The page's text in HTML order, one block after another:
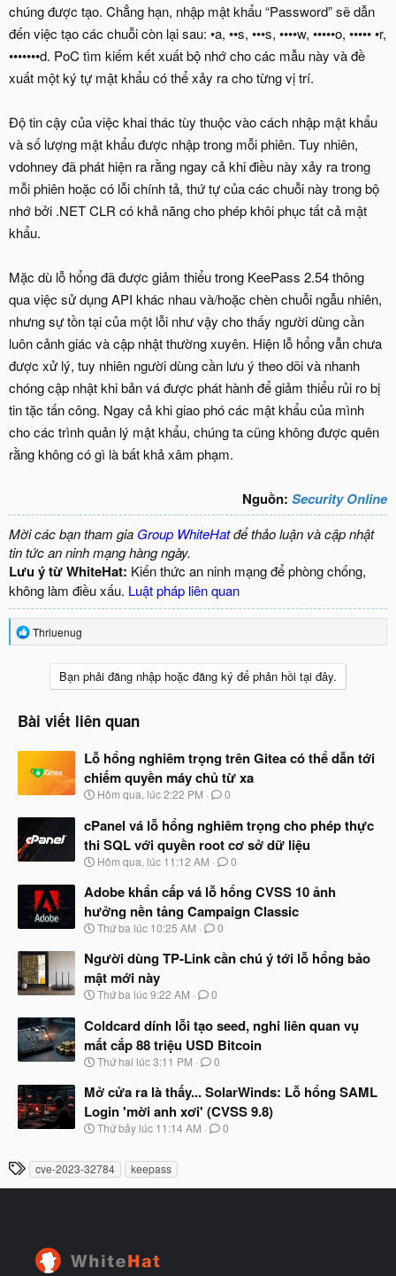
chúng được tạo. Chẳng hạn, nhập mật khẩu “Password” sẽ dẫn
đến việc tạo các chuỗi còn lại sau: •a, ••s, •••s, ••••w, •••••o, ••••• •r,
•••••••d. PoC tìm kiếm kết xuất bộ nhớ cho các mẫu này và đề
xuất một ký tự mật khẩu có thể xảy ra cho từng vị trí.
Độ tin cậy của việc khai thác tùy thuộc vào cách nhập mật khẩu
và số lượng mật khẩu được nhập trong mỗi phiên. Tuy nhiên,
vdohney đã phát hiện ra rằng ngay cả khi điều này xảy ra trong
mỗi phiên hoặc có lỗi chính tả, thứ tự của các chuỗi này trong bộ
nhớ bởi .NET CLR có khả năng cho phép khôi phục tất cả mật
khẩu.
Mặc dù lỗ hổng đã được giảm thiểu trong KeePass 2.54 thông
qua việc sử dụng API khác nhau và/hoặc chèn chuỗi ngẫu nhiên,
nhưng sự tồn tại của một lỗi như vậy cho thấy người dùng cần
luôn cảnh giác và cập nhật thường xuyên. Hiện lỗ hổng vẫn chưa
được xử lý, tuy nhiên người dùng cần lưu ý theo dõi và nhanh
chóng cập nhật khi bản vá được phát hành để giảm thiểu rủi ro bị
tin tặc tấn công. Ngay cả khi giao phó các mật khẩu của mình
cho các trình quản lý mật khẩu, chúng ta cũng không được quên
rằng không có gì là bất khả xâm phạm.
Nguồn: Security Online
Mời các bạn tham gia Group WhiteHatđể thảo luận và cập nhật
tin tức an ninh mạng hàng ngày.
Lưu ý từ WhiteHat: Kiến thức an ninh mạng để phòng chống,
không làm điều xấu. Luật pháp liên quan
R
e
o
n
Thriuenug
Bạn phải đăng nhập hoặc đăng ký để phản hồi tại đây.
Bài viết liên quan
Lỗ hổng nghiêm trọng trên Gitea có thể dẫn tới
chiếm quyền máy chủ từ xa
N
à
y
b
ắ
đ
ầ
u
Hôm qua, lúc 2:22 PM 0
cPanel vá lỗ hổng nghiêm trọng cho phép thực
thi SQL với quyền root cơ sở dữ liệu
N
à
b
ắ
đ
ầ
u
Hôm qua, lúc 11:12 AM 0
Adobe khẩn cấp vá lỗ hổng CVSS 10 ảnh
hưởng nền tảng Campaign Classic
N
à
y
b
ắ
đ
ầ
u
Thứ ba lúc 10:25 AM 0
Người dùng TP-Link cần chú ý tới lỗ hổng bảo
mật mới này
N
à
y
b
ắ
đ
ầ
u
Thứ ba lúc 9:22 AM 0
Coldcard dính lỗi tạo seed, nghi liên quan vụ
mất cắp 88 triệu USD Bitcoin
N
à
b
ắ
đ
ầ
u
Thứ hai lúc 3:11 PM 0
Mở cửa ra là thấy... SolarWinds: Lỗ hổng SAML
Login 'mời anh xơi' (CVSS 9.8)
N
y
u
Thứ bảy lúc 11:14 AM 0
T
h
cve-2023-32784 keepass